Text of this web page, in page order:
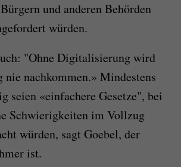
und anderen Behörden
würden.
"Ohne Digitalisierung wird
nie nachkommen.» Mindestens
seien «einfachere Gesetze", bei
Schwierigkeiten im Vollzug
würden, sagt Goebel, der
ist.